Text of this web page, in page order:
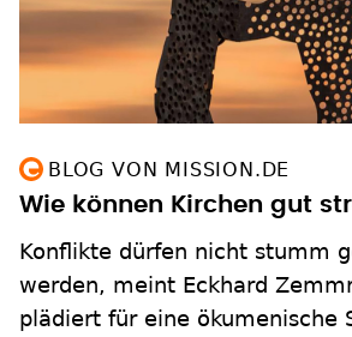
BLOG VON MISSION.DE
Wie können Kirchen gut
Konflikte dürfen nicht stumm
werden, meint Eckhard
plädiert für eine ökumenische